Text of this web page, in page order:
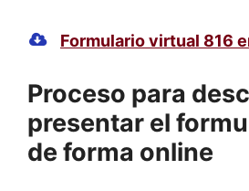
Formulario virtual 816
Proceso para
presentar el
de forma online